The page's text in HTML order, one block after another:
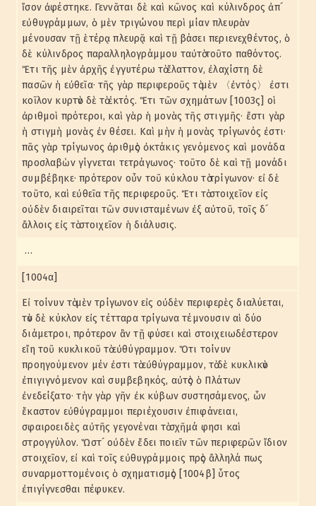
ἴσον ἀφέστηκε. Γεννᾶται δὲ καὶ κῶνος καὶ κύλινδρος ἀπ´
εὐθυγράμμων, ὁ μὲν τριγώνου περὶ μίαν πλευρὰν
μένουσαν τῇ ἑτέρᾳ πλευρᾷ καὶ τῇ βάσει περιενεχθέντος, ὁ
δὲ κύλινδρος παραλληλογράμμου ταὐτὸ τοῦτο παθόντος.
Ἔτι τῆς μὲν ἀρχῆς ἐγγυτέρω τὸ ἔλαττον, ἐλαχίστη δὲ
πασῶν ἡ εὐθεῖα· τῆς γὰρ περιφεροῦς τὸ μὲν 〈ἐντός〉 ἐστι
κοῖλον κυρτὸν δὲ τὸ ἐκτός. Ἔτι τῶν σχημάτων [1003ς] οἱ
ἀριθμοὶ πρότεροι, καὶ γὰρ ἡ μονὰς τῆς στιγμῆς· ἔστι γὰρ
ἡ στιγμὴ μονὰς ἐν θέσει. Καὶ μὴν ἡ μονὰς τρίγωνός ἐστι·
πᾶς γὰρ τρίγωνος ἀριθμὸς ὀκτάκις γενόμενος καὶ μονάδα
προσλαβὼν γίγνεται τετράγωνος· τοῦτο δὲ καὶ τῇ μονάδι
συμβέβηκε· πρότερον οὖν τοῦ κύκλου τὸ τρίγωνον· εἰ δὲ
τοῦτο, καὶ εὐθεῖα τῆς περιφεροῦς. Ἔτι τὸ στοιχεῖον εἰς
οὐδὲν διαιρεῖται τῶν συνισταμένων ἐξ αὐτοῦ, τοῖς δ´
ἄλλοις εἰς τὸ στοιχεῖον ἡ διάλυσις.
…
[1004α]
Εἰ τοίνυν τὸ μὲν τρίγωνον εἰς οὐδὲν περιφερὲς διαλύεται,
τὸν δὲ κύκλον εἰς τέτταρα τρίγωνα τέμνουσιν αἱ δύο
διάμετροι, πρότερον ἂν τῇ φύσει καὶ στοιχειωδέστερον
εἴη τοῦ κυκλικοῦ τὸ εὐθύγραμμον. Ὅτι τοίνυν
προηγούμενον μέν ἐστι τὸ εὐθύγραμμον, τὸ δὲ κυκλικὸν
ἐπιγιγνόμενον καὶ συμβεβηκός, αὐτὸς ὁ Πλάτων
ἐνεδείξατο· τὴν γὰρ γῆν ἐκ κύβων συστησάμενος, ὧν
ἕκαστον εὐθύγραμμοι περιέχουσιν ἐπιφάνειαι,
σφαιροειδὲς αὐτῆς γεγονέναι τὸ σχῆμά φησι καὶ
στρογγύλον. Ὥστ´ οὐδὲν ἔδει ποιεῖν τῶν περιφερῶν ἴδιον
στοιχεῖον, εἰ καὶ τοῖς εὐθυγράμμοις πρὸς ἄλληλά πως
συναρμοττομένοις ὁ σχηματισμὸς [1004β] ὗτος
ἐπιγίγνεσθαι πέφυκεν.